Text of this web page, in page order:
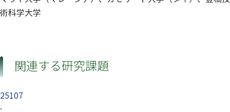
術科学大学
関連する研究課題
25107
: